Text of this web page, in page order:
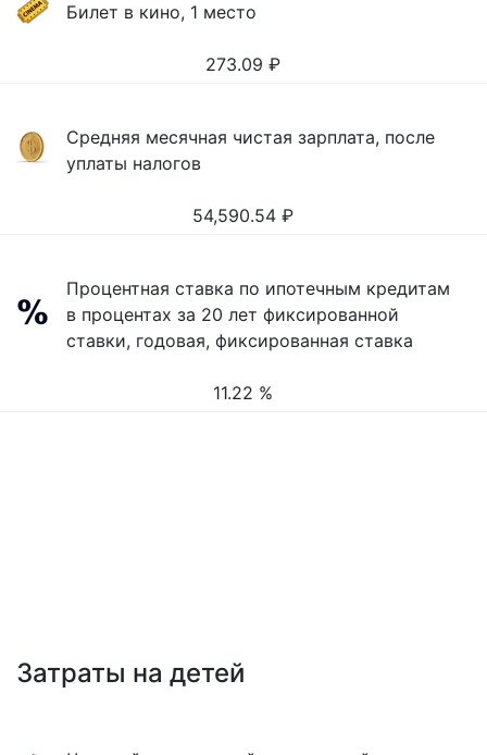
Билет в кино, 1 место
273.09 ₽
Средняя месячная чистая зарплата, после
уплаты налогов
54,590.54 ₽
Процентная ставка по ипотечным кредитам
в процентах за 20 лет фиксированной
ставки, годовая, фиксированная ставка
11.22 %
Затраты на детей